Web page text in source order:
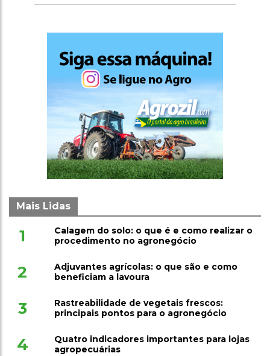
Mais Lidas
1
Calagem do solo: o que é e como realizar o
procedimento no agronegócio
2
Adjuvantes agrícolas: o que são e como
beneficiam a lavoura
3
Rastreabilidade de vegetais frescos:
principais pontos para o agronegócio
4
Quatro indicadores importantes para lojas
agropecuárias